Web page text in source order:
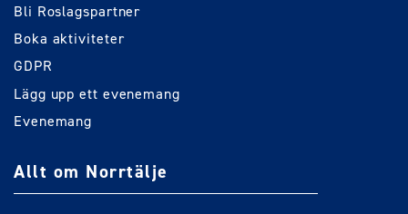
Bli Roslagspartner
Boka aktiviteter
GDPR
Lägg upp ett evenemang
Evenemang
Allt om Norrtälje